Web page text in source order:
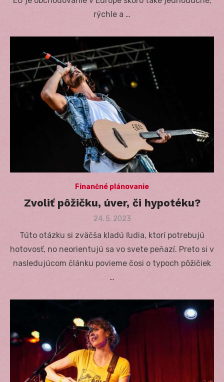
rýchle a …
Finančné plánovanie
Zvoliť pôžičku, úver, či hypotéku?
Posted
24. 5. 2023
Túto otázku si zväčša kladú ľudia, ktorí potrebujú
hotovosť, no neorientujú sa vo svete peňazí. Preto si v
nasledujúcom článku povieme čosi o typoch pôžičiek
…